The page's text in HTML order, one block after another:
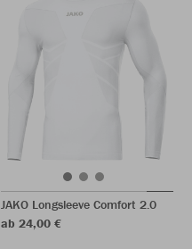
JAKO Longsleeve Comfort 2.0
ab 24,00 €